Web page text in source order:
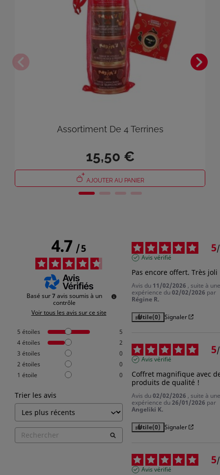
Assortiment De 4 Terrines
15,50 €
AJOUTER AU PANIER
4.7/5
Basé sur7 avis soumis à un
contrôle
Voir tous les avis sur ce site
5 étoiles
5
4étoiles
2
3 étoiles
0
2 étoiles
0
1 étoile 0
Trier les avis
5/
Avis vérifié
Pas encore offert. Très joli
Avis du 11/02/2026 , suite à une
expérience du02/02/2026 par
Régine R.
Utile(0) Signaler
5/
Avis vérifié
Coffret magnifique avec
produits de qualité !
Avis du02/02/2026 , suite à une
expérience du26/01/2026 par
Angeliki K.
Utile(0) Signaler
5/
Avis vérifié
Vous devez être connecté pour enregistrer des produits
dans votre liste de souhaits.